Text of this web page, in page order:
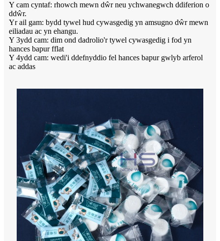
Y cam cyntaf: rhowch mewn dŵr neu ychwanegwch ddiferion o
ddŵr.
Yr ail gam: bydd tywel hud cywasgedig yn amsugno dŵr mewn
eiliadau ac yn ehangu.
Y 3ydd cam: dim ond dadrolio'r tywel cywasgedig i fod yn
hances bapur fflat
Y 4ydd cam: wedi'i ddefnyddio fel hances bapur gwlyb arferol
ac addas